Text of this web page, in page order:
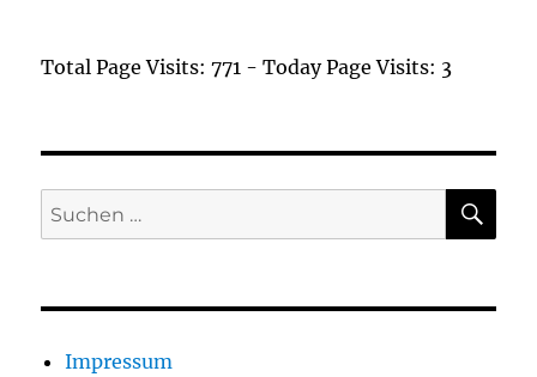
Total Page Visits: 771 - Today Page Visits: 3
Suchen
nach:
Impressum